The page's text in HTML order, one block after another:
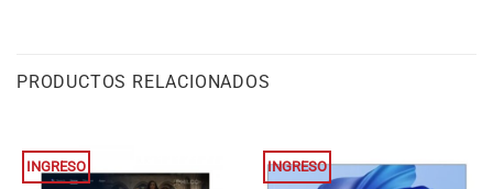
PRODUCTOS RELACIONADOS
INGRESO INGRESO